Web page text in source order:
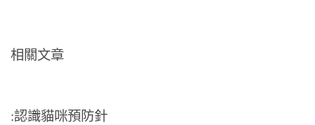
相關文章
:認識貓咪預防針